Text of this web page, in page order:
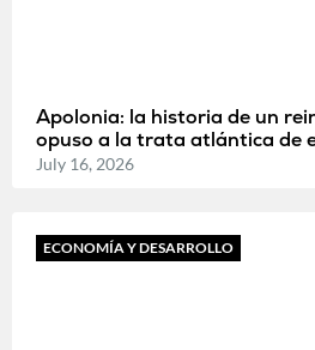
Apolonia: la historia de un
opuso a la trata atlántica de
July 16, 2026
ECONOMÍA Y DESARROLLO